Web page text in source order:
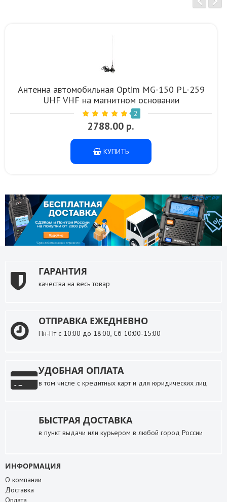
Антенна автомобильная Optim MG-150 PL-259
UHF VHF на магнитном основании
2
2788.00 р.
КУПИТЬ
ГАРАНТИЯ
качества на весь товар
ОТПРАВКА ЕЖЕДНЕВНО
Пн-Пт с 10:00 до 18:00, Сб 10:00-15:00
УДОБНАЯ ОПЛАТА
в том числе с кредитных карт и для юридических лиц
БЫСТРАЯ ДОСТАВКА
в пункт выдачи или курьером в любой город России
ИНФОРМАЦИЯ
О компании
Доставка
Оплата